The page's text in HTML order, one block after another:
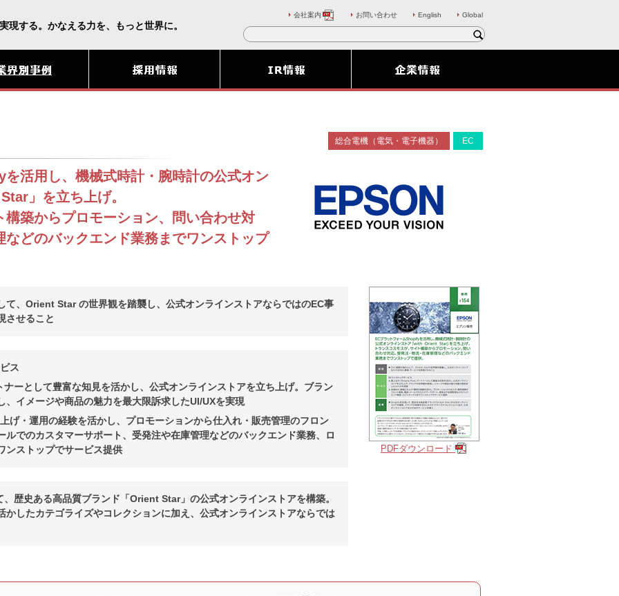
現する。かなえる力を、もっと世界に。
会社案内 お問い合わせ English Global
総合電機（電気・電子機器） EC
活用し、機械式時計・腕時計の公式オン
」を立ち上げ。
構築からプロモーション、問い合わせ対
どのバックエンド業務までワンストップ
て、Orient Star の世界観を踏襲し、公式オンラインストアならではのEC事
させること
ス
ーとして豊富な知見を活かし、公式オンラインストアを立ち上げ。ブラン
、イメージや商品の魅力を最大限訴求したUI/UXを実現
げ・運用の経験を活かし、プロモーションから仕入れ・販売管理のフロン
ルでのカスタマーサポート、受発注や在庫管理などのバックエンド業務、ロ
ンストップでサービス提供
歴史ある高品質ブランド「Orient Star」の公式オンラインストアを構築。
かしたカテゴライズやコレクションに加え、公式オンラインストアならでは
PDFダウンロード